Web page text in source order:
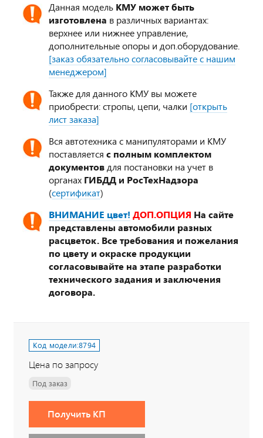
Данная модель КМУ может быть
изготовлена в различных вариантах:
верхнее или нижнее управление,
дополнительные опоры и доп.оборудование.
[заказ обязательно согласовывайте с нашим
менеджером]
Также для данного КМУ вы можете
приобрести: стропы, цепи, чалки [открыть
лист заказа]
Вся автотехника с манипуляторами и КМУ
поставляется с полным комплектом
документов для постановки на учет в
органах ГИБДД и РосТехНадзора
(сертификат)
ВНИМАНИЕ цвет! ДОП.ОПЦИЯ На сайте
представлены автомобили разных
расцветок. Все требования и пожелания
по цвету и окраске продукции
согласовывайте на этапе разработки
технического задания и заключения
договора.
Код модели:8794
Цена по запросу
Под заказ
Получить КП